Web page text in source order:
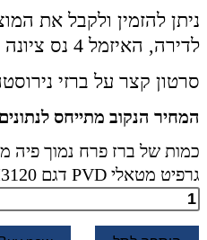
ניתן להזמין ולקבל את
לדירה, האיזמל 4 נס ציונה
סרטון קצר על ברזי
המחיר הנקוב מתייחס
כמות של ברז פרח נמוך פיה
גרפיט מטאלי PVD דגם BM3120